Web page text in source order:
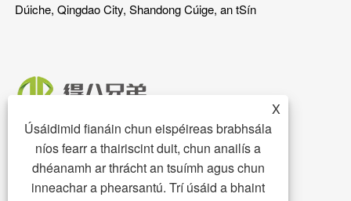
Dúiche, Qingdao City, Shandong Cúige, an tSín
X
Úsáidimid fianáin chun eispéireas brabhsála
níos fearr a thairiscint duit, chun anailís a
dhéanamh ar thrácht an tsuímh agus chun
inneachar a phearsantú. Trí úsáid a bhaint